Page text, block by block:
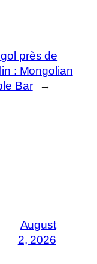
près de
: Mongolian
Bar
→
August
2, 2026